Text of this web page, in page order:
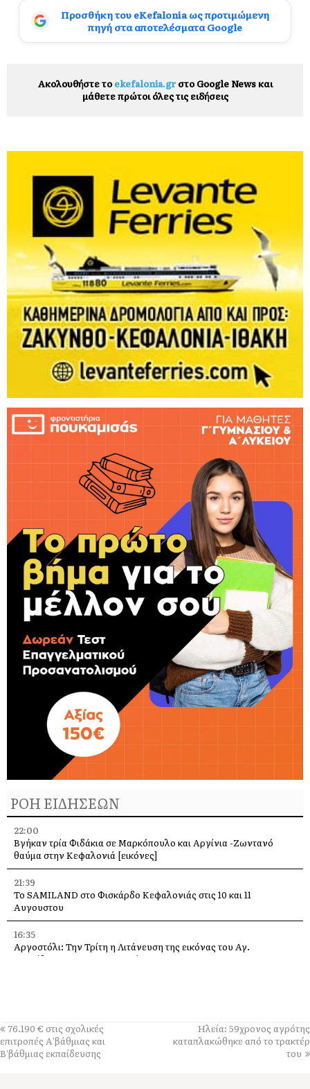
Προσθήκη του eKefalonia ως προτιμώμενη
πηγή στα αποτελέσματα Google
Ακολουθήστε το ekefalonia.grστο Google News και
μάθετε πρώτοι όλες τις ειδήσεις
ΡΟΗ ΕΙΔΗΣΕΩΝ
22:00
Βγήκαν τρία Φιδάκια σε Μαρκόπουλο και Αργίνια -Ζωντανό
θαύμα στην Κεφαλονιά [εικόνες]
21:39
Το SAMILAND στο Φισκάρδο Κεφαλονιάς στις 10 και 11
Αυγουστου
16:35
Αργοστόλι: Την Τρίτη η Λιτάνευση της εικόνας του Αγ.
Σπυρίδωνα για τους σεισμούς του 53
13:40
Γιάννης Τρεπεκλής: Τιμή στη μνήμη του Αθανασίου Μπεσλεμέ
και σε όσους δίνουν τη μάχη με τις φλόγες
76.190 € στις σχολικές
επιτροπές Α’βάθμιας και
Β’βάθμιας εκπαίδευσης
Ηλεία: 59χρονος αγρότης
καταπλακώθηκε από το τρακτέρ
του